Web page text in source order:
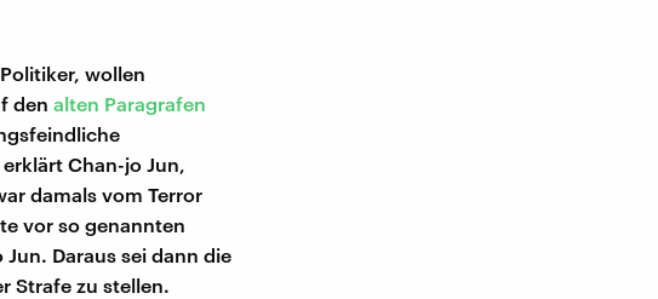
wollen
den alten Paragrafen
Chan-jo Jun,
damals vom Terror
vor so genannten
Daraus sei dann die
Strafe zu stellen.